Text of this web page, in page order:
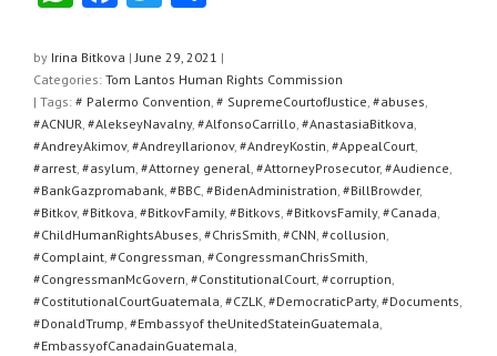
at
s
A
p
p
c
e
b
o
o
k
tt
er
ar
e
by Irina Bitkova | June 29, 2021 |
Categories: Tom Lantos Human Rights Commission
| Tags: # Palermo Convention, # SupremeCourtofJustice, #abuses,
#ACNUR, #AlekseyNavalny, #AlfonsoCarrillo, #AnastasiaBitkova,
#AndreyAkimov, #AndreyIlarionov, #AndreyKostin, #AppealCourt,
#arrest, #asylum, #Attorney general, #AttorneyProsecutor, #Audience,
#BankGazpromabank, #BBC, #BidenAdministration, #BillBrowder,
#Bitkov, #Bitkova, #BitkovFamily, #Bitkovs, #BitkovsFamily, #Canada,
#ChildHumanRightsAbuses, #ChrisSmith, #CNN, #collusion,
#Complaint, #Congressman, #CongressmanChrisSmith,
#CongressmanMcGovern, #ConstitutionalCourt, #corruption,
#CostitutionalCourtGuatemala, #CZLK, #DemocraticParty, #Documents,
#DonaldTrump, #Embassyof theUnitedStateinGuatemala,
#EmbassyofCanadainGuatemala,